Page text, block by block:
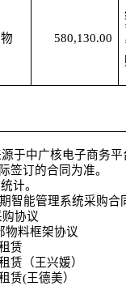
580,130.00
于中广核电子商务平
签订的合同为准。
计。
智能管理系统采购合
协议
物料框架协议
赁
赁（王兴媛）
赁(王德美）